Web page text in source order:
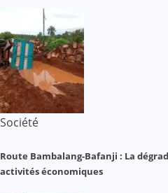
Société
Route Bambalang-Bafanji : La
activités économiques